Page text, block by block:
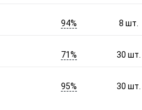
94% 8шт.
71% 30шт.
95% 30шт.